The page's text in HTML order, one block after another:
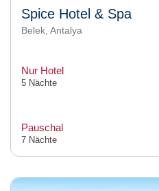
Spice Hotel & Spa
Belek, Antalya
Nur Hotel
5 Nächte
Pauschal
7 Nächte